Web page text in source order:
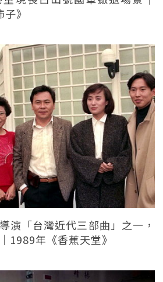
》
演「台灣近代三部曲」之一，
1989年《香蕉天堂》